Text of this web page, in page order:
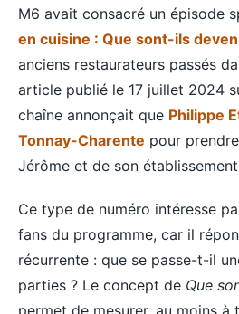
M6 avait consacré un épisode
en cuisine : Que sont-ils
anciens restaurateurs passés
article publié le 17 juillet 2024
chaîne annonçait que Philippe
Tonnay-Charente pour
Jérôme et de son
Ce type de numéro intéresse
fans du programme, car il
récurrente : que se passe-t-il
parties ? Le concept de Que
permet de mesurer, au moins à